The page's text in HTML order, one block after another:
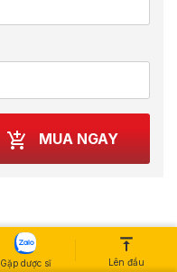
MUA NGAY
Gặp dược sĩ Lên đầu